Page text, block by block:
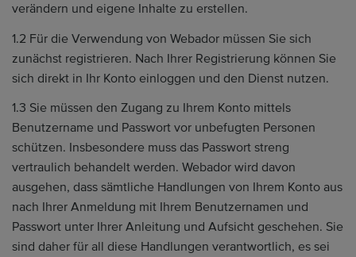
verändern und eigene Inhalte zu erstellen.
1.2 Für die Verwendung von Webador müssen Sie sich
zunächst registrieren. Nach Ihrer Registrierung können Sie
sich direkt in Ihr Konto einloggen und den Dienst nutzen.
1.3 Sie müssen den Zugang zu Ihrem Konto mittels
Benutzername und Passwort vor unbefugten Personen
schützen. Insbesondere muss das Passwort streng
vertraulich behandelt werden. Webador wird davon
ausgehen, dass sämtliche Handlungen von Ihrem Konto aus
nach Ihrer Anmeldung mit Ihrem Benutzernamen und
Passwort unter Ihrer Anleitung und Aufsicht geschehen. Sie
sind daher für all diese Handlungen verantwortlich, es sei